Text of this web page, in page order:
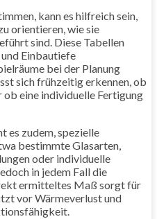
kann es hilfreich sein,
orientieren, wie sie
sind. Diese Tabellen
Einbautiefe
bei der Planung
sich frühzeitig erkennen, ob
eine individuelle Fertigung
es zudem, spezielle
bestimmte Glasarten,
oder individuelle
in jedem Fall die
ermitteltes Maß sorgt für
vor Wärmeverlust und